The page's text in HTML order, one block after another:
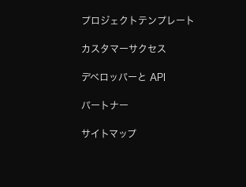
プロジェクトテンプレート
カスタマーサクセス
デベロッパーと API
パートナー
サイトマップ